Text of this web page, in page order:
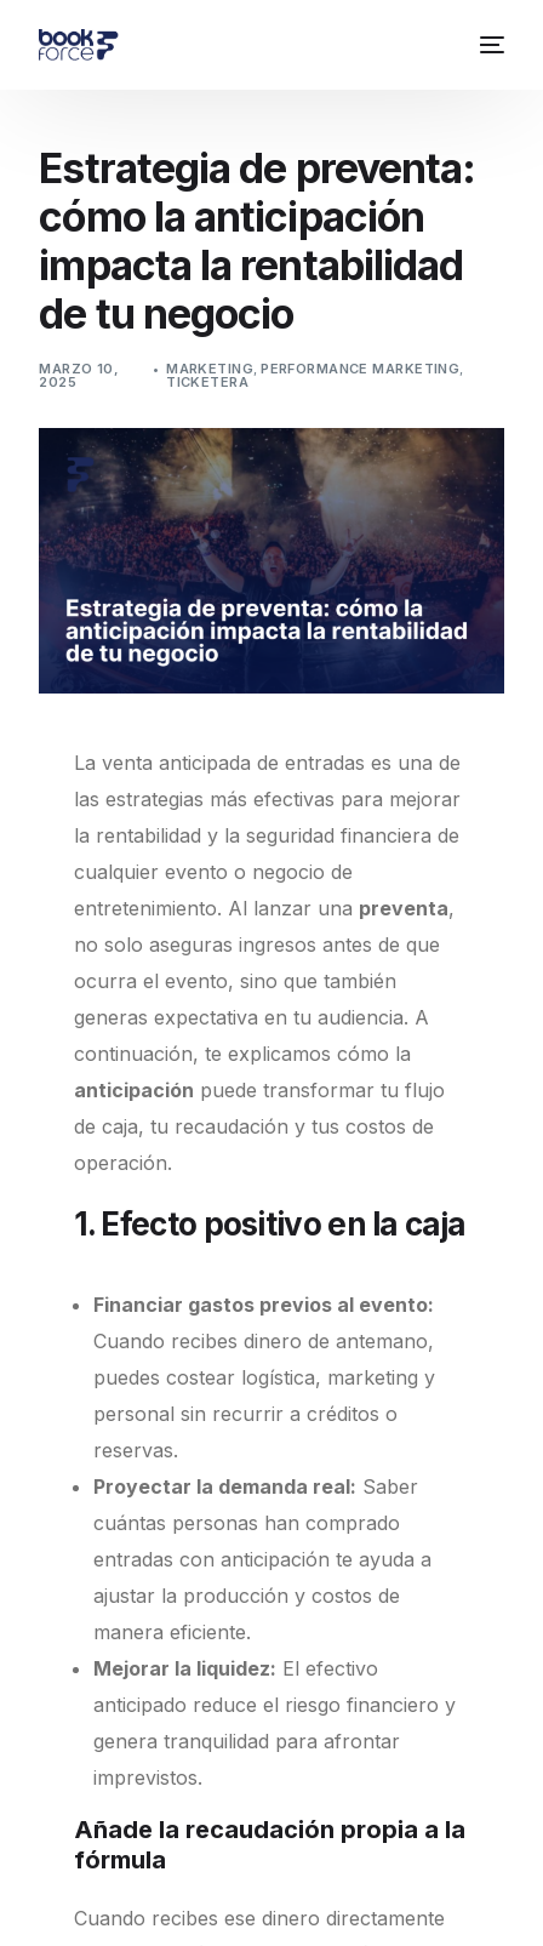
Estrategia de preventa:
cómo la anticipación
impacta la rentabilidad
de tu negocio
MARZO 10,
2025
MARKETING,PERFORMANCE MARKETING,
TICKETERA
La venta anticipada de entradas es una de
las estrategias más efectivas para mejorar
la rentabilidad y la seguridad financiera de
cualquier evento o negocio de
entretenimiento. Al lanzar una preventa,
no solo aseguras ingresos antes de que
ocurra el evento, sino que también
generas expectativa en tu audiencia. A
continuación, te explicamos cómo la
anticipación puede transformar tu flujo
de caja, tu recaudación y tus costos de
operación.
1. Efecto positivo en la caja
Financiar gastos previos al evento:
Cuando recibes dinero de antemano,
puedes costear logística, marketing y
personal sin recurrir a créditos o
reservas.
Proyectar la demanda real: Saber
cuántas personas han comprado
entradas con anticipación te ayuda a
ajustar la producción y costos de
manera eficiente.
Mejorar la liquidez: El efectivo
anticipado reduce el riesgo financiero y
genera tranquilidad para afrontar
imprevistos.
Añade la recaudación propia a la
fórmula
Cuando recibes ese dinero directamente